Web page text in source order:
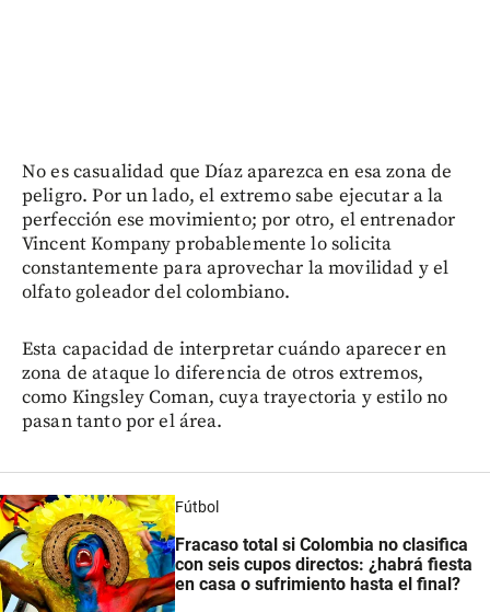
No es casualidad que Díaz aparezca en esa zona de
peligro. Por un lado, el extremo sabe ejecutar a la
perfección ese movimiento; por otro, el entrenador
Vincent Kompany probablemente lo solicita
constantemente para aprovechar la movilidad y el
olfato goleador del colombiano.
Esta capacidad de interpretar cuándo aparecer en
zona de ataque lo diferencia de otros extremos,
como Kingsley Coman, cuya trayectoria y estilo no
pasan tanto por el área.
Fútbol
Fracaso total si Colombia no clasifica
con seis cupos directos: ¿habrá fiesta
en casa o sufrimiento hasta el final?